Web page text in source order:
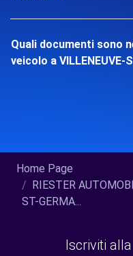
Quali documenti sono
veicolo a VILLENEUVE-
Home Page
RIESTER
ST-GERMA...
Iscriviti